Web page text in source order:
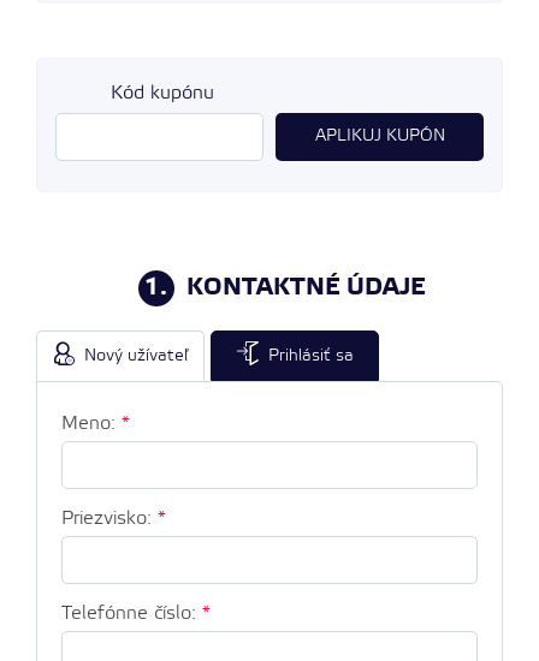
Kód kupónu
1. KONTAKTNÉ ÚDAJE
Nový užívateľ Prihlásiť sa
Meno: *
Priezvisko: *
Telefónne číslo: *